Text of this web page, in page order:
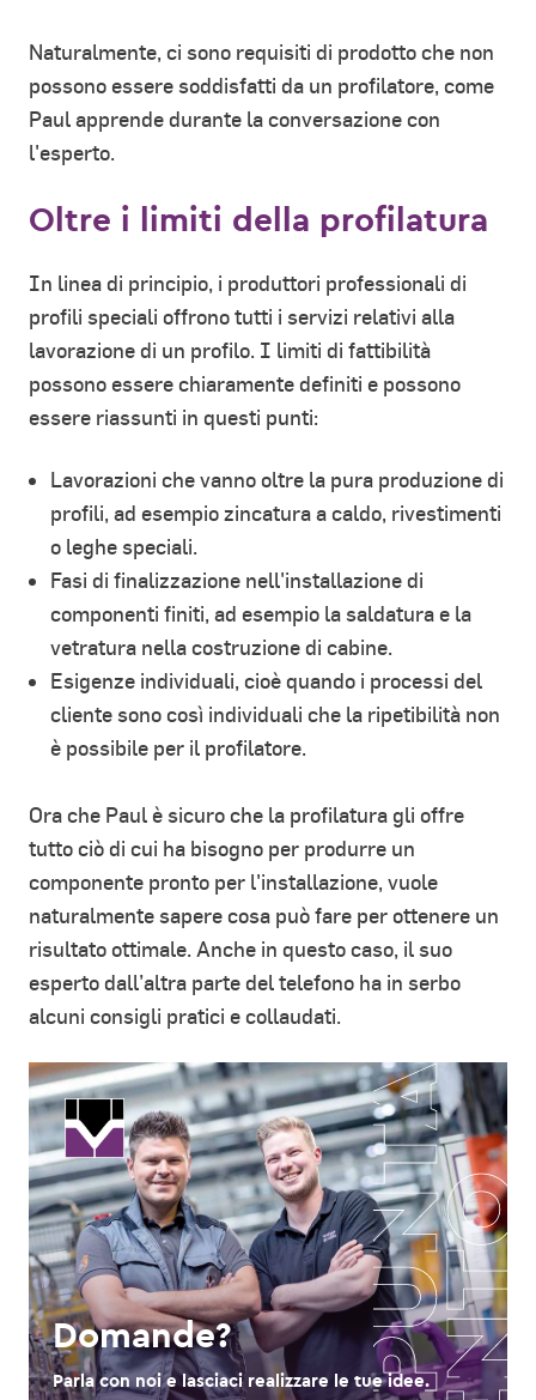
Naturalmente, ci sono requisiti di prodotto che non
possono essere soddisfatti da un profilatore, come
Paul apprende durante la conversazione con
l'esperto.
Oltre i limiti della profilatura
In linea di principio, i produttori professionali di
profili speciali offrono tutti i servizi relativi alla
lavorazione di un profilo. I limiti di fattibilità
possono essere chiaramente definiti e possono
essere riassunti in questi punti:
Lavorazioni che vanno oltre la pura produzione di
profili, ad esempio zincatura a caldo, rivestimenti
o leghe speciali.
Fasi di finalizzazione nell'installazione di
componenti finiti, ad esempio la saldatura e la
vetratura nella costruzione di cabine.
Esigenze individuali, cioè quando i processi del
cliente sono così individuali che la ripetibilità non
è possibile per il profilatore.
Ora che Paul è sicuro che la profilatura gli offre
tutto ciò di cui ha bisogno per produrre un
componente pronto per l'installazione, vuole
naturalmente sapere cosa può fare per ottenere un
risultato ottimale. Anche in questo caso, il suo
esperto dall’altra parte del telefono ha in serbo
alcuni consigli pratici e collaudati.
Domande?
Parla con noi e lasciaci realizzare le tue idee.